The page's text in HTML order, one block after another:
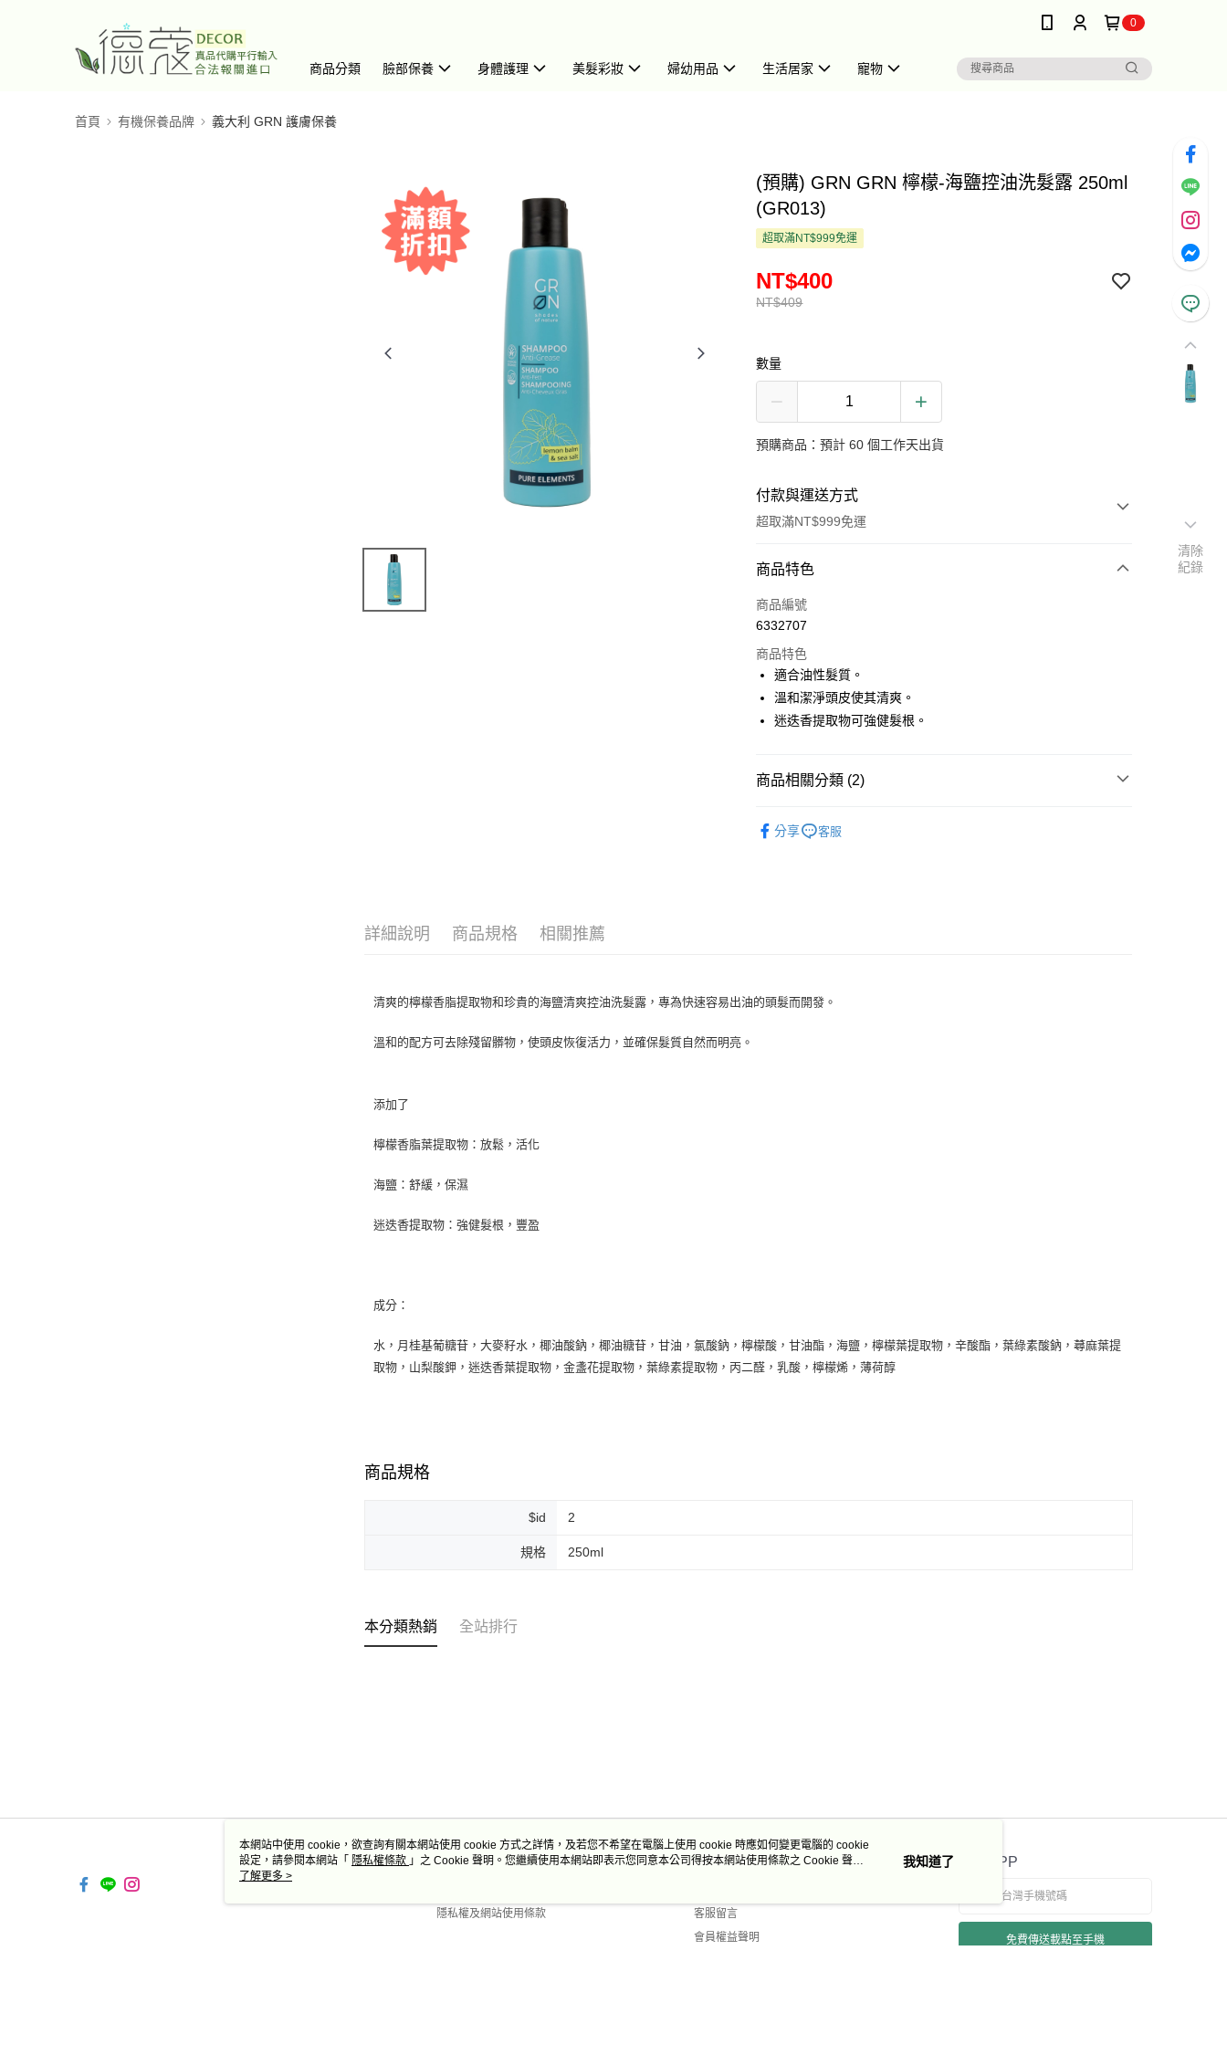
0
商品分類 臉部保養 身體護理 美髮彩妝 婦幼用品 生活居家 寵物
首頁 有機保養品牌 義大利 GRN 護膚保養
(預購) GRN GRN 檸檬-海鹽控油洗髮露 250ml
(GR013)
超取滿NT$999免運
NT$409
NT$400
數量
預購商品：預計 60 個工作天出貨
付款與運送方式
超取滿NT$999免運
付款方式
信用卡一次付款
LINE Pay
Apple Pay
悠遊付
ATM付款
商品特色
商品編號
6332707
商品特色
適合油性髮質。
溫和潔淨頭皮使其清爽。
迷迭香提取物可強健髮根。
商品相關分類 (2)
分享 客服
詳細說明 商品規格 相關推薦
清爽的檸檬香脂提取物和珍貴的海鹽清爽控油洗髮露，專為快速容易出油的頭髮而開發。
溫和的配方可去除殘留髒物，使頭皮恢復活力，並確保髮質自然而明亮。
添加了
檸檬香脂葉提取物：放鬆，活化
海鹽：舒緩，保濕
迷迭香提取物：強健髮根，豐盈
成分：
水，月桂基葡糖苷，大麥籽水，椰油酸鈉，椰油糖苷，甘油，氯酸鈉，檸檬酸，甘油酯，海鹽，檸檬葉提取物，辛酸酯，葉綠素酸鈉，蕁麻葉提
取物，山梨酸鉀，迷迭香葉提取物，金盞花提取物，葉綠素提取物，丙二醛，乳酸，檸檬烯，薄荷醇
商品規格
$id 2
規格 250ml
本分類熱銷 全站排行
關於我們
隱私權及網站使用條款
客服資訊
客服留言
會員權益聲明
官方APP
免費傳送載點至手機
清除
紀錄
本網站中使用 cookie，欲查詢有關本網站使用 cookie 方式之詳情，及若您不希望在電腦上使用 cookie 時應如何變更電腦的 cookie
設定，請參閱本網站「 隱私權條款 」之 Cookie 聲明。您繼續使用本網站即表示您同意本公司得按本網站使用條款之 Cookie 聲明
使用 cookie。
了解更多 >
我知道了